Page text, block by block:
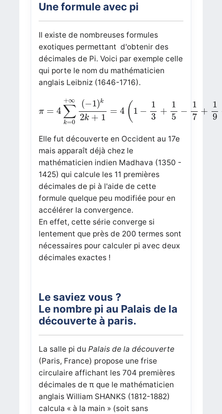
Une formule avec pi
Il existe de nombreuses formules
exotiques permettant d'obtenir des
décimales de Pi. Voici par exemple celle
qui porte le nom du mathématicien
anglais Leibniz (1646-1716).
π = 4
+∞
∑
k=0
(−1)k
2k + 1
= 4 ( 1 −
1
3
+
1
5
−
1
7
+
1
9
∑k 0 ∞(
Elle fut découverte en Occident au 17e
mais apparaît déjà chez le
mathématicien indien Madhava (1350 -
1425) qui calcule les 11 premières
décimales de pi à l'aide de cette
formule quelque peu modifiée pour en
accélérer la convergence.
En effet, cette série converge si
lentement que près de 200 termessont
nécessaires pour calculer pi avec deux
décimales exactes !
Le saviez vous ?
Le nombre pi au Palais de la
découverte à paris.
La salle pi du Palais de la découverte
(Paris, France) propose une frise
circulaire affichant les 704 premières
décimales de π que le mathématicien
anglais William SHANKS (1812-1882)
calcula « à la main » (soit sans